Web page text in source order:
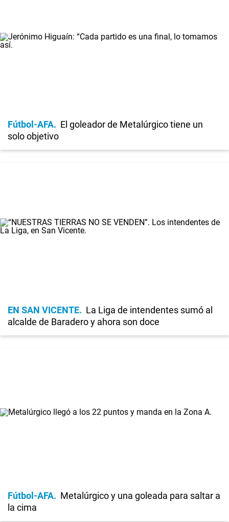
Fútbol-AFA
El goleador de Metalúrgico tiene un
solo objetivo
EN SAN VICENTE
La Liga de intendentes sumó al
alcalde de Baradero y ahora son doce
Fútbol-AFA
Metalúrgico y una goleada para saltar a
la cima